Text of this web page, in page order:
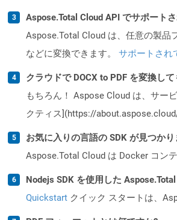
Aspose.Total Cloud API でサポート
Aspose.Total Cloud は、任意の製品
などに変換できます。 サポートされ
クラウドで DOCX to PDF を変換し
もちろん！ Aspose Cloud は、サー
クティス](https://
お気に入りの言語の SDK が見つか
Aspose.Total Cloud は Docker コン
Nodejs SDK を使用した
Quickstart クイック スタートは、